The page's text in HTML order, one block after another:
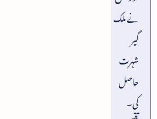
نے ملک
گیر
شہرت
حاصل
کی۔